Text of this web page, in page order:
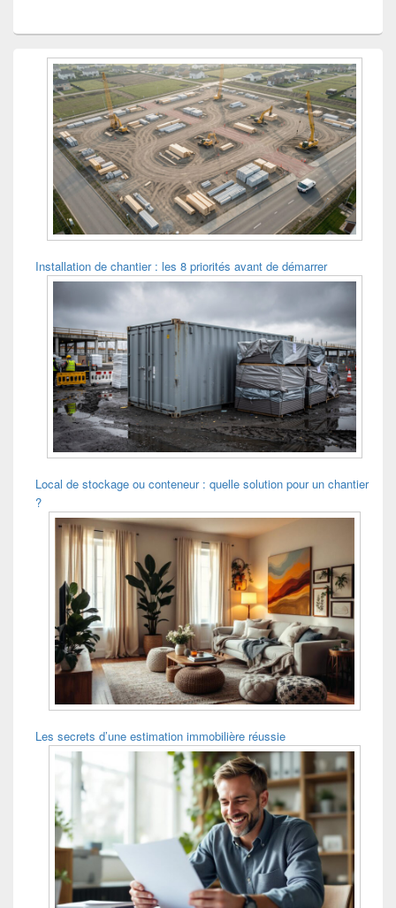
Installation de chantier : les 8 priorités avant de démarrer
Local de stockage ou conteneur : quelle solution pour un chantier
?
Les secrets d’une estimation immobilière réussie